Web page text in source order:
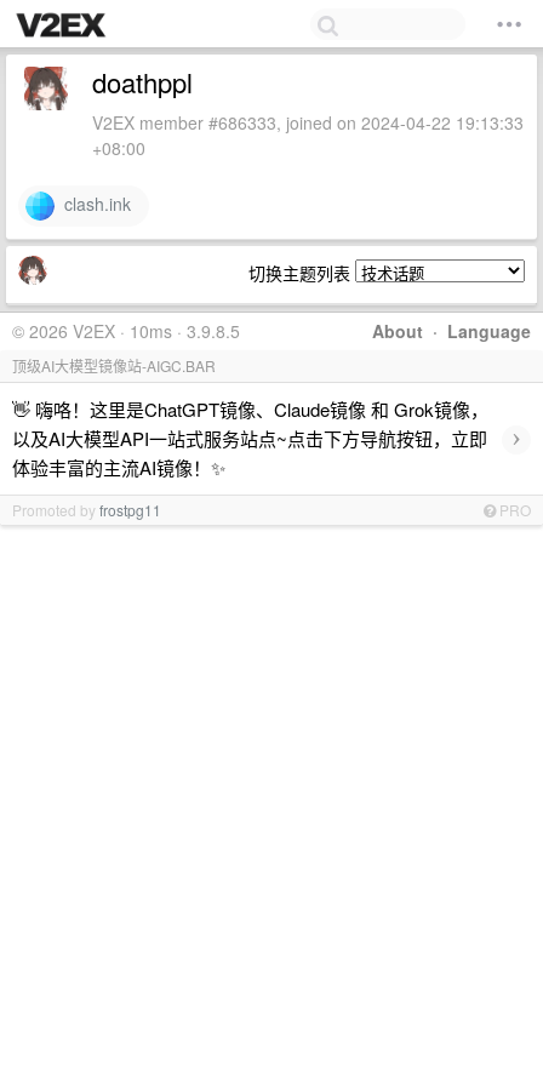
doathppl
V2EX member #686333, joined on 2024-04-22 19:13:33
+08:00
clash.ink
切换主题列表
About · Language
© 2026 V2EX · 10ms · 3.9.8.5
顶级AI大模型镜像站-AIGC.BAR
👋 嗨咯！这里是ChatGPT镜像、Claude镜像 和 Grok镜像，
以及AI大模型API一站式服务站点~点击下方导航按钮，立即
体验丰富的主流AI镜像！✨
›
Promoted byfrostpg11 PRO